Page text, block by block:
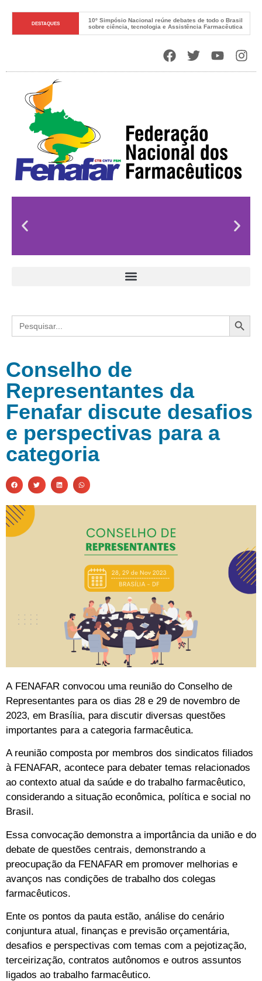
DESTAQUES
10º Simpósio Nacional reúne debates de todo o Brasil
sobre ciência, tecnologia e Assistência Farmacêutica
Search
for:
Conselho de
Representantes da
Fenafar discute desafios
e perspectivas para a
categoria
A FENAFAR convocou uma reunião do Conselho de
Representantes para os dias 28 e 29 de novembro de
2023, em Brasília, para discutir diversas questões
importantes para a categoria farmacêutica.
A reunião composta por membros dos sindicatos filiados
à FENAFAR, acontece para debater temas relacionados
ao contexto atual da saúde e do trabalho farmacêutico,
considerando a situação econômica, política e social no
Brasil.
Essa convocação demonstra a importância da união e do
debate de questões centrais, demonstrando a
preocupação da FENAFAR em promover melhorias e
avanços nas condições de trabalho dos colegas
farmacêuticos.
Ente os pontos da pauta estão, análise do cenário
conjuntura atual, finanças e previsão orçamentária,
desafios e perspectivas com temas com a pejotização,
terceirização, contratos autônomos e outros assuntos
ligados ao trabalho farmacêutico.